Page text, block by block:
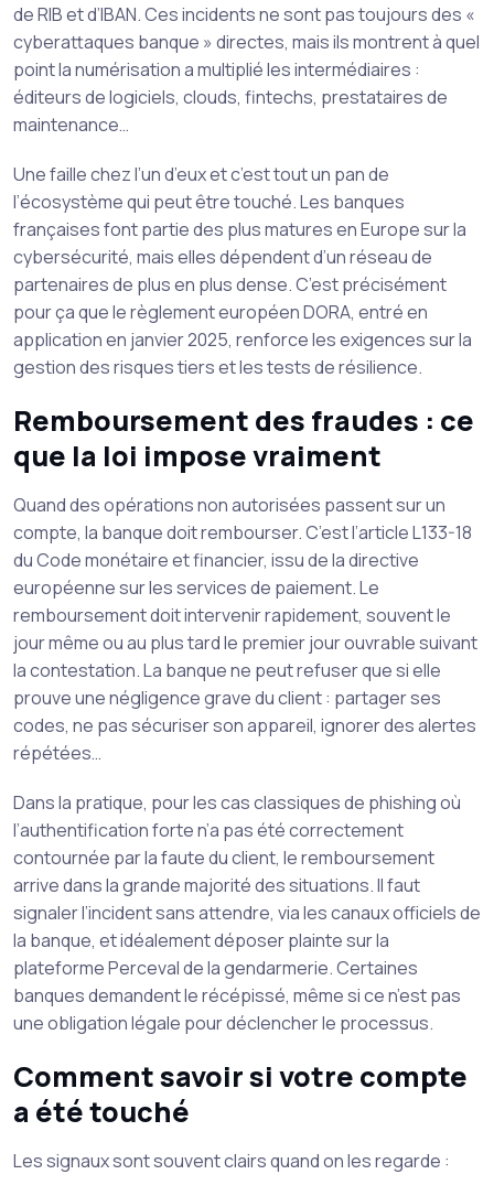
de RIB et d’IBAN. Ces incidents ne sont pas toujours des «
cyberattaques banque » directes, mais ils montrent à quel
point la numérisation a multiplié les intermédiaires :
éditeurs de logiciels, clouds, fintechs, prestataires de
maintenance…
Une faille chez l’un d’eux et c’est tout un pan de
l’écosystème qui peut être touché. Les banques
françaises font partie des plus matures en Europe sur la
cybersécurité, mais elles dépendent d’un réseau de
partenaires de plus en plus dense. C’est précisément
pour ça que le règlement européen DORA, entré en
application en janvier 2025, renforce les exigences sur la
gestion des risques tiers et les tests de résilience.
Remboursement des fraudes : ce
que la loi impose vraiment
Quand des opérations non autorisées passent sur un
compte, la banque doit rembourser. C’est l’article L133-18
du Code monétaire et financier, issu de la directive
européenne sur les services de paiement. Le
remboursement doit intervenir rapidement, souvent le
jour même ou au plus tard le premier jour ouvrable suivant
la contestation. La banque ne peut refuser que si elle
prouve une négligence grave du client : partager ses
codes, ne pas sécuriser son appareil, ignorer des alertes
répétées…
Dans la pratique, pour les cas classiques de phishing où
l’authentification forte n’a pas été correctement
contournée par la faute du client, le remboursement
arrive dans la grande majorité des situations. Il faut
signaler l’incident sans attendre, via les canaux officiels de
la banque, et idéalement déposer plainte sur la
plateforme Perceval de la gendarmerie. Certaines
banques demandent le récépissé, même si ce n’est pas
une obligation légale pour déclencher le processus.
Comment savoir si votre compte
a été touché
Les signaux sont souvent clairs quand on les regarde :